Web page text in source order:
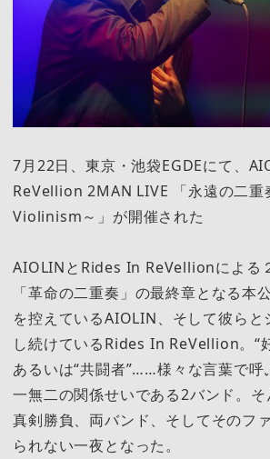
7月22日、東京・池袋EGDEにて、
ReVellion 2MAN LIVE 「永遠の二
Violinism～」が開催された
AIOLINとRides In ReVellionによる
「革命の二重奏」の最終章となる本
を控えているAIOLIN、そして彼らと
し続けているRides In ReVellion。“好
あるいは“共闘者”……様々な言葉で呼
一無二の関係せいである2バンド。
真剣勝負、両バンド、そしてそのフ
られない一夜となった。